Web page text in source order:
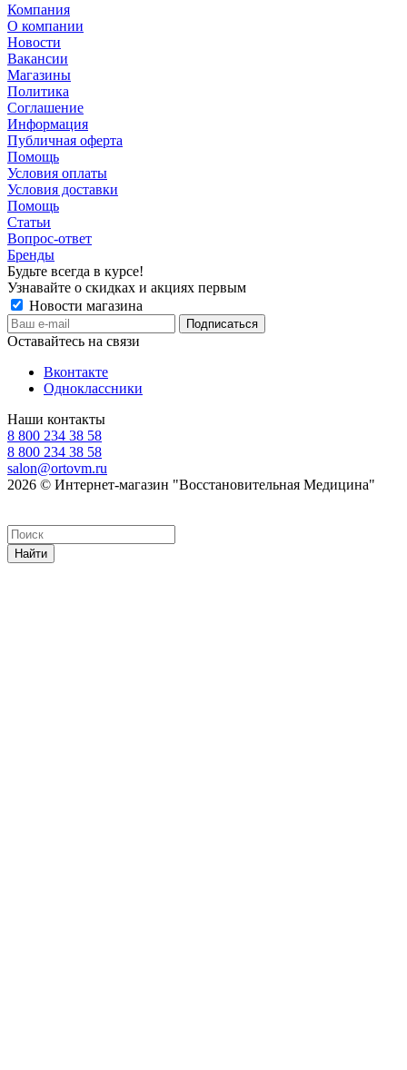
Компания
О компании
Новости
Вакансии
Магазины
Политика
Соглашение
Информация
Публичная оферта
Помощь
Условия оплаты
Условия доставки
Помощь
Статьи
Вопрос-ответ
Бренды
Будьте всегда в курсе!
Узнавайте о скидках и акциях первым
Новости магазина
Оставайтесь на связи
Вконтакте
Одноклассники
Наши контакты
8 800 234 38 58
8 800 234 38 58
salon@ortovm.ru
2026 © Интернет-магазин "Восстановительная Медицина"
Найти